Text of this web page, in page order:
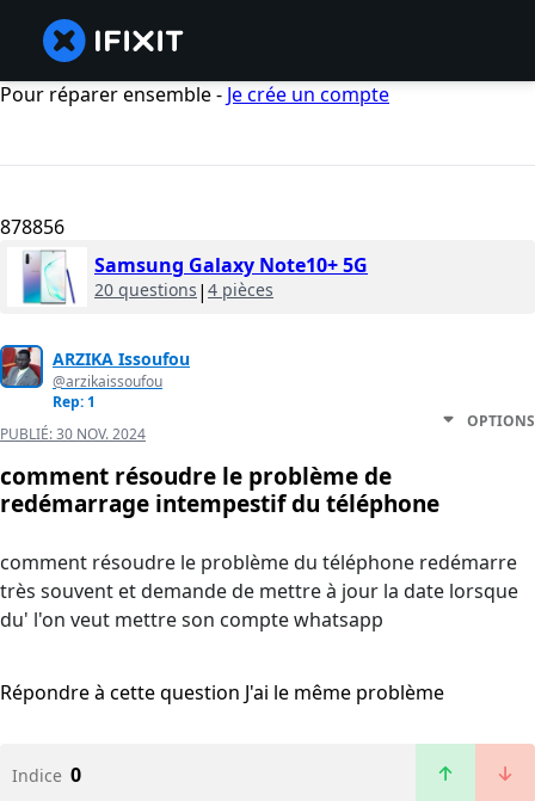
Pour réparer ensemble - Je crée un compte
878856
Samsung Galaxy Note10+ 5G
20 questions | 4 pièces
ARZIKA Issoufou
@arzikaissoufou
Rep: 1
PUBLIÉ:30 NOV. 2024
OPTIONS
comment résoudre le problème de
redémarrage intempestif du téléphone
comment résoudre le problème du téléphone redémarre
très souvent et demande de mettre à jour la date lorsque
du' l'on veut mettre son compte whatsapp
Répondre à cette question J'ai le même problème
Indice 0